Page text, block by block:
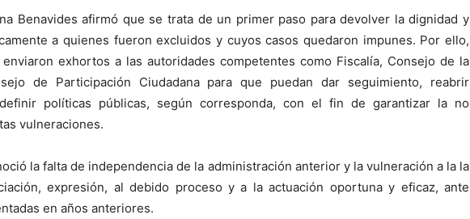
Benavides afirmó que se trata de un primer paso para devolver la dignidad y
a quienes fueron excluidos y cuyos casos quedaron impunes. Por ello,
exhortos a las autoridades competentes como Fiscalía, Consejo de la
de Participación Ciudadana para que puedan dar seguimiento, reabrir
políticas públicas, según corresponda, con el fin de garantizar la no
vulneraciones.
la falta de independencia de la administración anterior y la vulneración a la la
expresión, al debido proceso y a la actuación oportuna y eficaz, ante
en años anteriores.